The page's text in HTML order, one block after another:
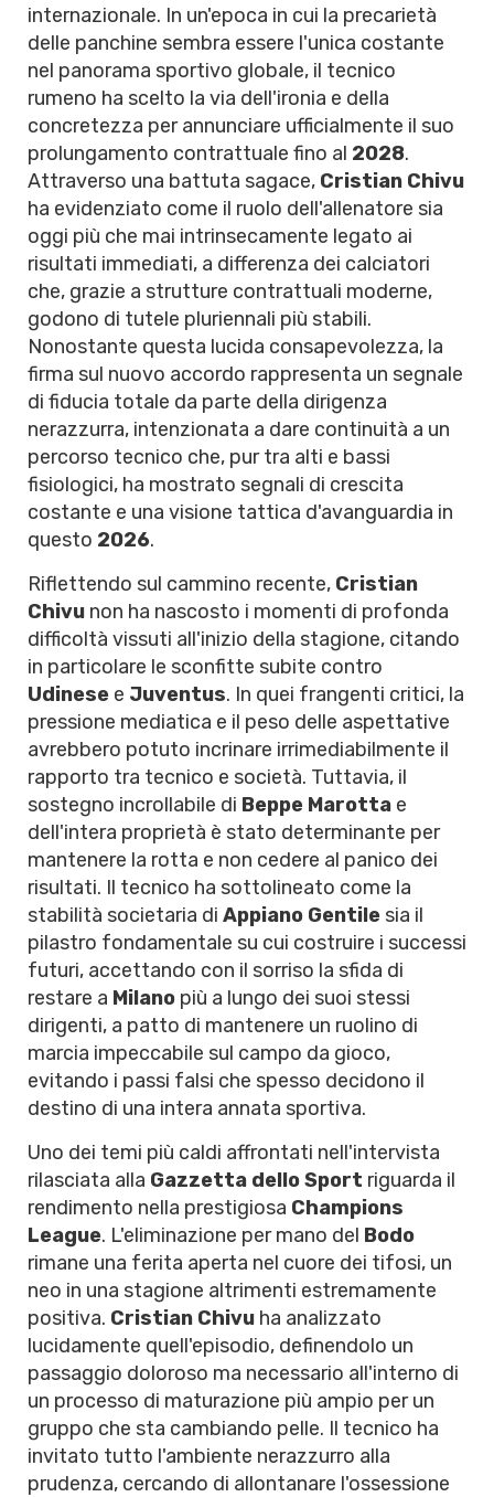
internazionale. In un'epoca in cui la precarietà
delle panchine sembra essere l'unica costante
nel panorama sportivo globale, il tecnico
rumeno ha scelto la via dell'ironia e della
concretezza per annunciare ufficialmente il suo
prolungamento contrattuale fino al 2028.
Attraverso una battuta sagace, Cristian Chivu
ha evidenziato come il ruolo dell'allenatore sia
oggi più che mai intrinsecamente legato ai
risultati immediati, a differenza dei calciatori
che, grazie a strutture contrattuali moderne,
godono di tutele pluriennali più stabili.
Nonostante questa lucida consapevolezza, la
firma sul nuovo accordo rappresenta un segnale
di fiducia totale da parte della dirigenza
nerazzurra, intenzionata a dare continuità a un
percorso tecnico che, pur tra alti e bassi
fisiologici, ha mostrato segnali di crescita
costante e una visione tattica d'avanguardia in
questo 2026.
Riflettendo sul cammino recente, Cristian
Chivu non ha nascosto i momenti di profonda
difficoltà vissuti all'inizio della stagione, citando
in particolare le sconfitte subite contro
Udinese e Juventus. In quei frangenti critici, la
pressione mediatica e il peso delle aspettative
avrebbero potuto incrinare irrimediabilmente il
rapporto tra tecnico e società. Tuttavia, il
sostegno incrollabile di Beppe Marotta e
dell'intera proprietà è stato determinante per
mantenere la rotta e non cedere al panico dei
risultati. Il tecnico ha sottolineato come la
stabilità societaria di Appiano Gentile sia il
pilastro fondamentale su cui costruire i successi
futuri, accettando con il sorriso la sfida di
restare a Milano più a lungo dei suoi stessi
dirigenti, a patto di mantenere un ruolino di
marcia impeccabile sul campo da gioco,
evitando i passi falsi che spesso decidono il
destino di una intera annata sportiva.
Uno dei temi più caldi affrontati nell'intervista
rilasciata alla Gazzetta dello Sport riguarda il
rendimento nella prestigiosa Champions
League. L'eliminazione per mano del Bodo
rimane una ferita aperta nel cuore dei tifosi, un
neo in una stagione altrimenti estremamente
positiva. Cristian Chivu ha analizzato
lucidamente quell'episodio, definendolo un
passaggio doloroso ma necessario all'interno di
un processo di maturazione più ampio per un
gruppo che sta cambiando pelle. Il tecnico ha
invitato tutto l'ambiente nerazzurro alla
prudenza, cercando di allontanare l'ossessione